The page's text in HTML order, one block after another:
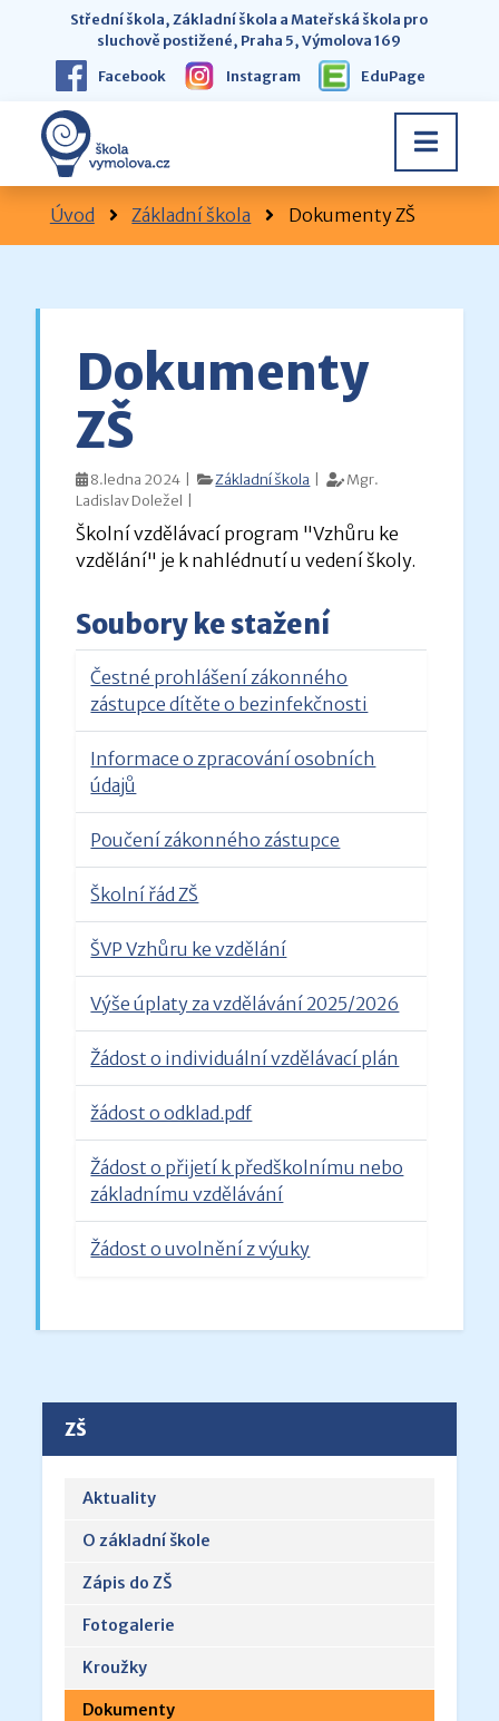
Facebook Instagram EduPage
Střední škola, Základní škola a Mateřská škola pro
sluchově postižené, Praha 5, Výmolova 169
Úvod Základní škola Dokumenty ZŠ
Dokumenty
ZŠ
8.ledna 2024 | Základní škola |
Mgr.
Ladislav Doležel |
Školní vzdělávací program "Vzhůru ke
vzdělání" je k nahlédnutí u vedení školy.
Soubory ke stažení
Čestné prohlášení zákonného
zástupce dítěte o bezinfekčnosti
Informace o zpracování osobních
údajů
Poučení zákonného zástupce
Školní řád ZŠ
ŠVP Vzhůru ke vzdělání
Výše úplaty za vzdělávání 2025/2026
Žádost o individuální vzdělávací plán
žádost o odklad.pdf
Žádost o přijetí k předškolnímu nebo
základnímu vzdělávání
Žádost o uvolnění z výuky
ZŠ
Aktuality
O základní škole
Zápis do ZŠ
Fotogalerie
Kroužky
Dokumenty